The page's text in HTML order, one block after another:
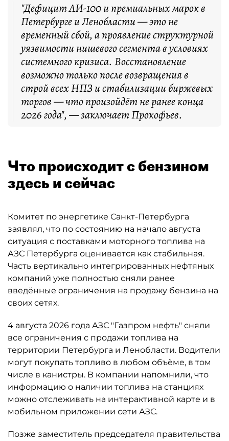
"Дефицит АИ-100 и премиальных марок в
Петербурге и Ленобласти — это не
временный сбой, а проявление структурной
уязвимости нишевого сегмента в условиях
системного кризиса. Восстановление
возможно только после возвращения в
строй всех НПЗ и стабилизации биржевых
торгов — что произойдёт не ранее конца
2026 года", — заключает Прокофьев.
Что происходит с бензином
здесь и сейчас
Комитет по энергетике Санкт-Петербурга
заявлял, что по состоянию на начало августа
ситуация с поставками моторного топлива на
АЗС Петербурга оценивается как стабильная.
Часть вертикально интегрированных нефтяных
компаний уже полностью сняли ранее
введённые ограничения на продажу бензина на
своих сетях.
4 августа 2026 года АЗС "Газпром нефть" сняли
все ограничения с продажи топлива на
территории Петербурга и Ленобласти. Водители
могут покупать топливо в любом объёме, в том
числе в канистры. В компании напомнили, что
информацию о наличии топлива на станциях
можно отслеживать на интерактивной карте и в
мобильном приложении сети АЗС.
Позже заместитель председателя правительства